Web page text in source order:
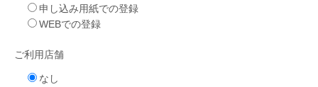
申し込み用紙での登録
WEBでの登録
ご利用店舗
なし